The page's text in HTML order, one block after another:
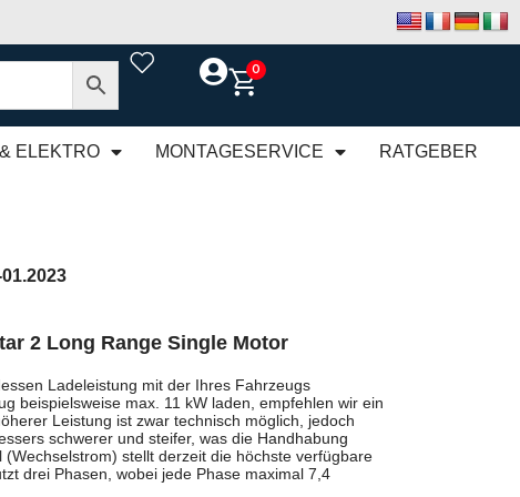
0
ELEKTRO MONTAGESERVICE RATGEBER
2 Long Range Single Motor
Ladeleistung mit der Ihres Fahrzeugs
beispielsweise max. 11 kW laden, empfehlen wir ein
Leistung ist zwar technisch möglich, jedoch
schwerer und steifer, was die Handhabung
stellt derzeit die höchste verfügbare
drei Phasen, wobei jede Phase maximal 7,4